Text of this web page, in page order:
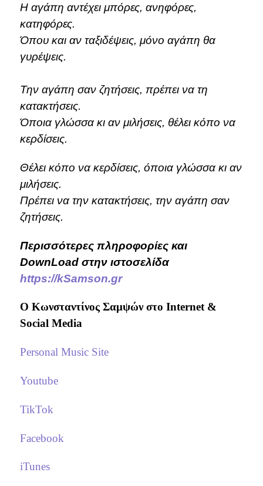
Η αγάπη αντέχει μπόρες, ανηφόρες,
κατηφόρες.
Όπου και αν ταξιδέψεις, μόνο αγάπη θα
γυρέψεις.
Την αγάπη σαν ζητήσεις, πρέπει να τη
κατακτήσεις.
Όποια γλώσσα κι αν μιλήσεις, θέλει κόπο να
κερδίσεις.
Θέλει κόπο να κερδίσεις, όποια γλώσσα κι αν
μιλήσεις.
Πρέπει να την κατακτήσεις, την αγάπη σαν
ζητήσεις.
Περισσότερες πληροφορίες και
DownLoad στην ιστοσελίδα
https://kSamson.gr
Ο Κωνσταντίνος Σαμψών στo Internet &
Social Media
Personal Music Site
Youtube
TikTok
Facebook
iTunes